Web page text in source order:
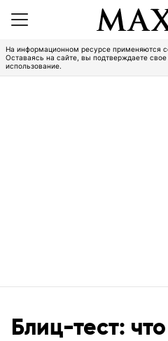
На информационном ресурсе применяются
Оставаясь на сайте, вы подтверждаете свое
использование.
Блиц-тест: